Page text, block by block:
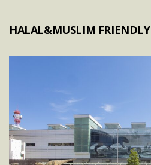
HALAL&MUSLIM FRIENDLY